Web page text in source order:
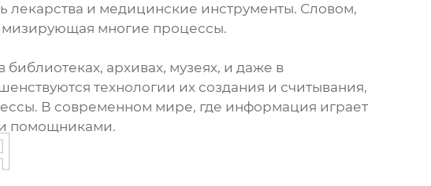
и медицинские инструменты. Словом,
многие процессы.
архивах, музеях, и даже в
технологии их создания и считывания,
В современном мире, где информация играет
помощниками.